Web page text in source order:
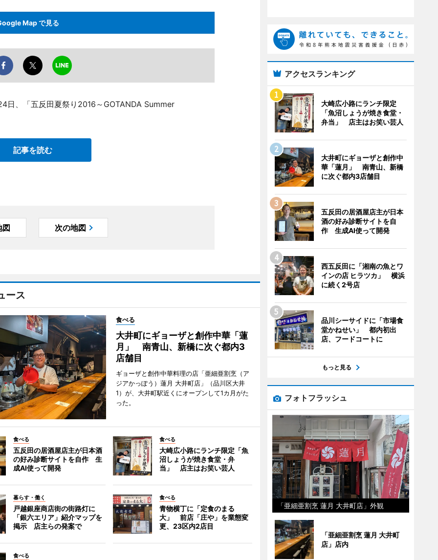
Map で見る
日、「五反田夏祭り2016～GOTANDA Summer
記事を読む
図 次の地図
ース
食べる
大井町にギョーザと創作中華「蓮
月」 南青山、新橋に次ぐ都内3
店舗目
ギョーザと創作中華料理の店「亜細亜割烹（ア
ジアかっぽう）蓮月 大井町店」（品川区大井
1）が、大井町駅近くにオープンして1カ月がた
った。
食べる
五反田の居酒屋店主が日本酒
の好み診断サイトを自作 生
成AI使って開発
食べる
大崎広小路にランチ限定「魚
沼しょうが焼き食堂・弁
当」 店主はお笑い芸人
暮らす・働く
戸越銀座商店街の街路灯に
「銀六エリア」紹介マップを
掲示 店主らの発案で
食べる
青物横丁に「定食のまる
大」 前店「庄や」を業態変
更、23区内2店目
食べる
アクセスランキング
大崎広小路にランチ限定
「魚沼しょうが焼き食堂・
弁当」 店主はお笑い芸人
大井町にギョーザと創作中
華「蓮月」 南青山、新橋
に次ぐ都内3店舗目
五反田の居酒屋店主が日本
酒の好み診断サイトを自
作 生成AI使って開発
西五反田に「湘南の魚とワ
インの店 ヒラツカ」 横浜
に続く2号店
品川シーサイドに「市場食
堂かねせい」 都内初出
店、フードコートに
もっと見る
フォトフラッシュ
「亜細亜割烹 蓮月 大井町店」外観
「亜細亜割烹 蓮月 大井町
店」店内